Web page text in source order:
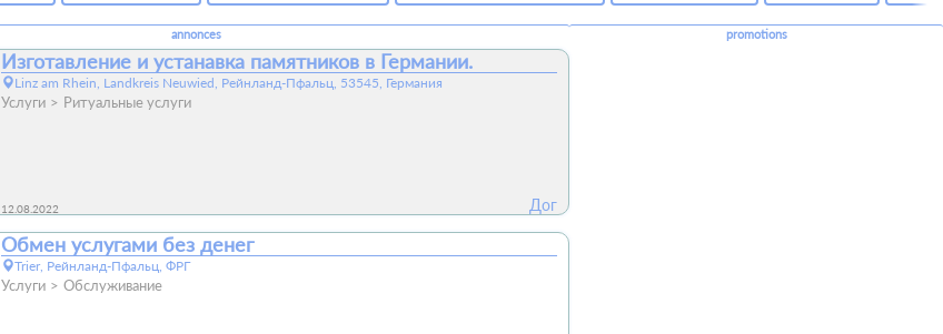
promotions
annonces
Изготавление и устанавка памятников в Германии.
Linz am Rhein, Landkreis Neuwied, Рейнланд-Пфальц, 53545, Германия
Услуги Ритуальные услуги
12.08.2022 Дог
Обмен услугами без денег
Trier, Рейнланд-Пфальц, ФРГ
Услуги Обслуживание